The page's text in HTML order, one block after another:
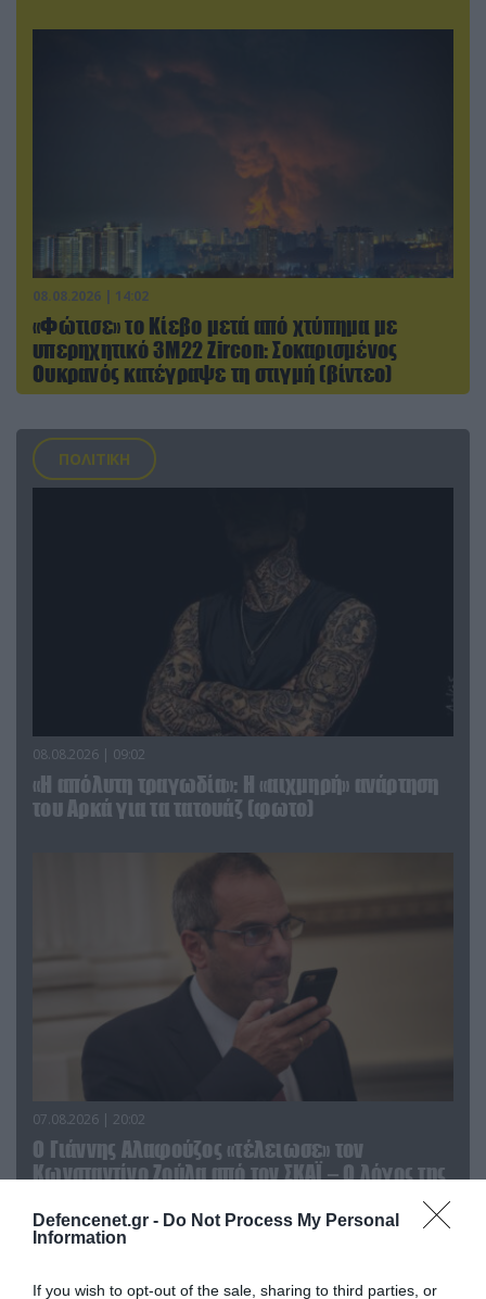
Defencenet.gr - Do Not Process My Personal
Information
If you wish to opt-out of the sale, sharing to third parties, or
08.08.2026 | 14:02
«Φώτισε» το Κίεβο μετά από χτύπημα με
υπερηχητικό 3M22 Zircon: Σοκαρισμένος
Ουκρανός κατέγραψε τη στιγμή (βίντεο)
ΠΟΛΙΤΙΚΗ
08.08.2026 | 09:02
«Η απόλυτη τραγωδία»: Η «αιχμηρή» ανάρτηση
του Αρκά για τα τατουάζ (φωτο)
07.08.2026 | 20:02
Ο Γιάννης Αλαφούζος «τέλειωσε» τον
Κωνσταντίνο Ζούλα από τον ΣΚΑΪ – Ο λόγος της